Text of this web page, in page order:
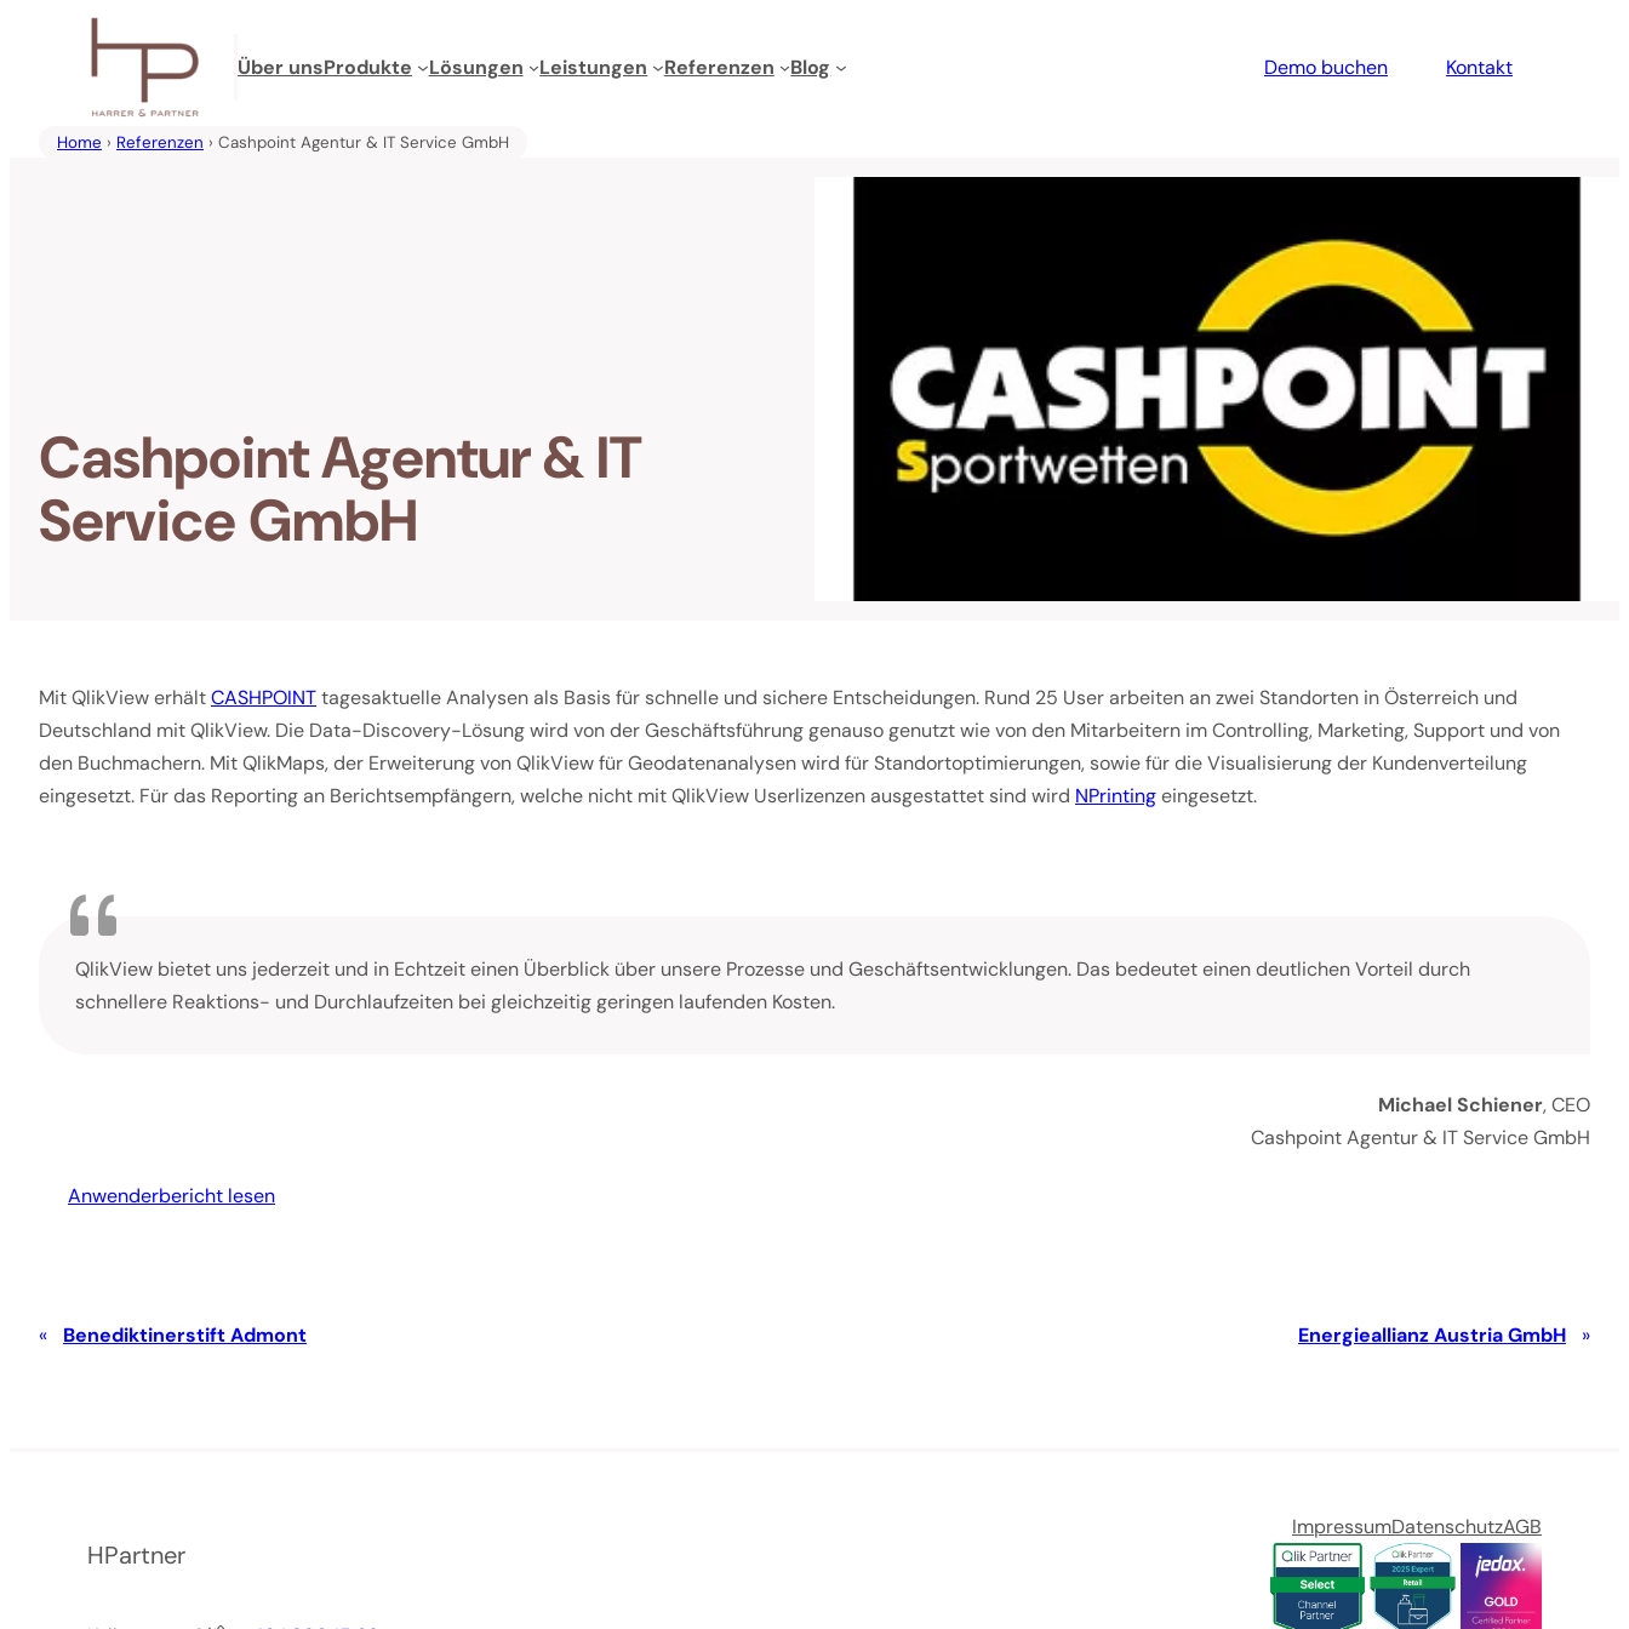
Über unsProdukte Lösungen Leistungen Referenzen Blog Demo buchen Kontakt
Home › Referenzen › Cashpoint Agentur & IT Service GmbH
Cashpoint Agentur & IT
Service GmbH
Mit QlikView erhältCASHPOINTtagesaktuelle Analysen als Basis für schnelle und sichere Entscheidungen. Rund 25 User arbeiten an zwei Standorten in Österreich und
Deutschland mit QlikView. Die Data-Discovery-Lösung wird von der Geschäftsführung genauso genutzt wie von den Mitarbeitern im Controlling, Marketing, Support und von
den Buchmachern. Mit QlikMaps, der Erweiterung von QlikView für Geodatenanalysen wird für Standortoptimierungen, sowie für die Visualisierung der Kundenverteilung
eingesetzt. Für das Reporting an Berichtsempfängern, welche nicht mit QlikView Userlizenzen ausgestattet sind wird NPrintingeingesetzt.
QlikView bietet uns jederzeit und in Echtzeit einen Überblick über unsere Prozesse und Geschäftsentwicklungen. Das bedeutet einen deutlichen Vorteil durch
schnellere Reaktions- und Durchlaufzeiten bei gleichzeitig geringen laufenden Kosten.
Michael Schiener, CEO
Cashpoint Agentur & IT Service GmbH
Anwenderbericht lesen
Benediktinerstift Admont Energieallianz Austria GmbH
HPartner
ImpressumDatenschutzAGB